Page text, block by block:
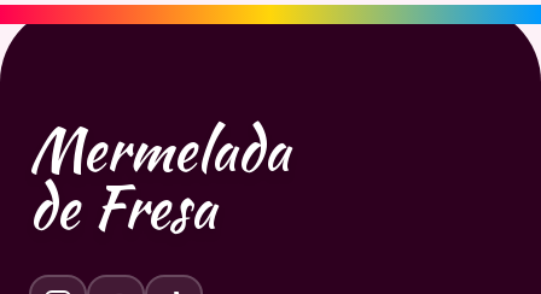
Mermelada
de Fresa